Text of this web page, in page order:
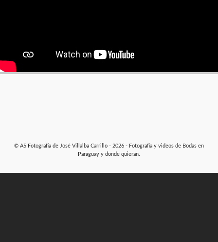
© A5 Fotografía de José Villalba Carrillo - 2026 - Fotografía y videos de Bodas en
Paraguay y donde quieran.